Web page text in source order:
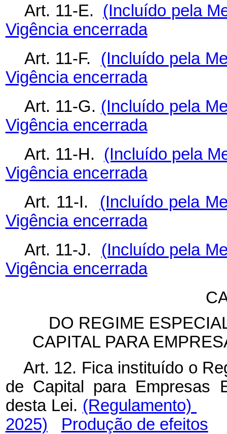
Art. 11-E. (Incluído pela
Vigência encerrada
Art. 11-F. (Incluído pela
Vigência encerrada
Art. 11-G. (Incluído pela
Vigência encerrada
Art. 11-H. (Incluído pela
Vigência encerrada
Art. 11-I. (Incluído pela
Vigência encerrada
Art. 11-J. (Incluído pela
Vigência encerrada
DO REGIME
CAPITAL PARA
Art. 12. Fica instituído o
de Capital para Empresas
desta Lei. (Regulamento)
2025)
Produção de efeitos